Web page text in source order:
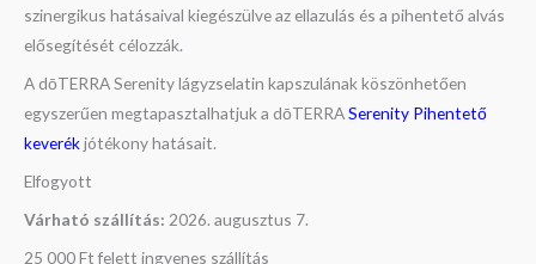
szinergikus hatásaival kiegészülve az ellazulás és a pihentető alvás
elősegítését célozzák.
A dōTERRA Serenity lágyzselatin kapszulának köszönhetően
egyszerűen megtapasztalhatjuk a dōTERRASerenity Pihentető
keverékjótékony hatásait.
Elfogyott
Várható szállítás: 2026. augusztus 7.
25 000 Ft felett ingyenes szállítás